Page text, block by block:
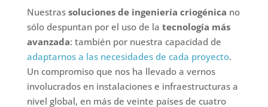
Nuestras soluciones de ingeniería criogénica no
sólo despuntan por el uso de la tecnología más
avanzada: también por nuestra capacidad de
adaptarnos a las necesidades de cada proyecto.
Un compromiso que nos ha llevado a vernos
involucrados en instalaciones e infraestructuras a
nivel global, en más de veinte países de cuatro